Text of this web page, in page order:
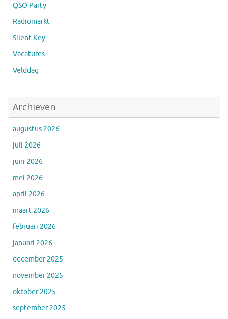
QSO Party
Radiomarkt
Silent Key
Vacatures
Velddag
Archieven
augustus 2026
juli 2026
juni 2026
mei 2026
april 2026
maart 2026
februari 2026
januari 2026
december 2025
november 2025
oktober 2025
september 2025